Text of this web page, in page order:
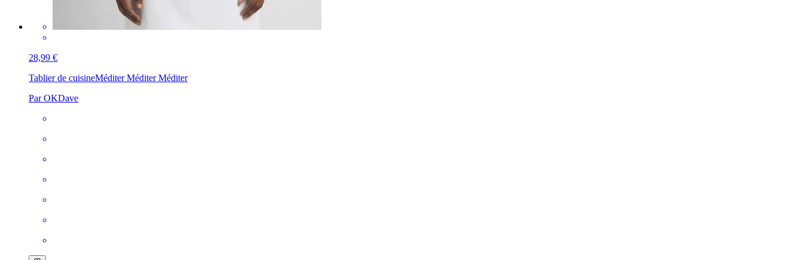
28,99 €
Tablier de cuisineMéditer Méditer Méditer
Par OKDave